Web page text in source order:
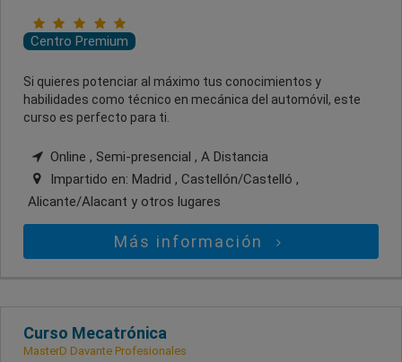
Centro Premium
Si quieres potenciar al máximo tus conocimientos y
habilidades como técnico en mecánica del automóvil, este
curso es perfecto para ti.
Online , Semi-presencial , A Distancia
Impartido en: Madrid , Castellón/Castelló ,
Alicante/Alacant y otros lugares
Más información
Curso Mecatrónica
MasterD Davante Profesionales